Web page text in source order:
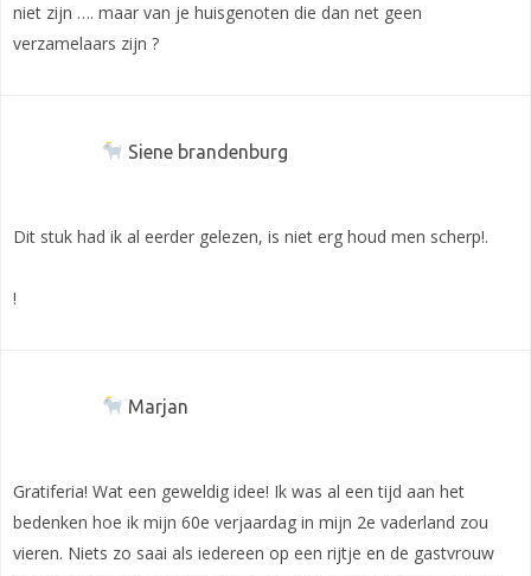
niet zijn …. maar van je huisgenoten die dan net geen
verzamelaars zijn ?
Siene brandenburg
Dit stuk had ik al eerder gelezen, is niet erg houd men scherp!.
!
Marjan
Gratiferia! Wat een geweldig idee! Ik was al een tijd aan het
bedenken hoe ik mijn 60e verjaardag in mijn 2e vaderland zou
vieren. Niets zo saai als iedereen op een rijtje en de gastvrouw